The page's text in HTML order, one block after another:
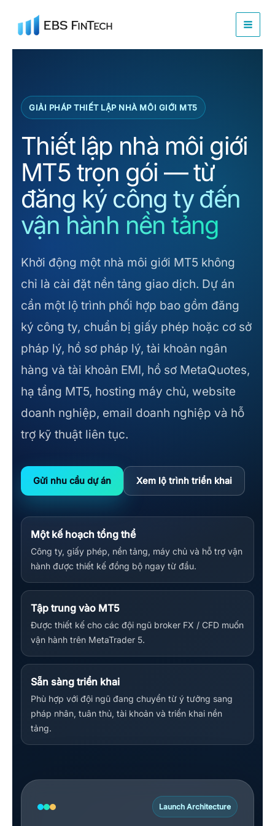
dung
GIẢI PHÁP THIẾT LẬP NHÀ MÔI GIỚI MT5
Thiết lập nhà môi giới
MT5 trọn gói —từ
đăng ký công ty đến
vận hành nền tảng
Khởi động một nhà môi giới MT5 không
chỉ là cài đặt nền tảng giao dịch. Dự án
cần một lộ trình phối hợp bao gồm đăng
ký công ty, chuẩn bị giấy phép hoặc cơ sở
pháp lý, hồ sơ pháp lý, tài khoản ngân
hàng và tài khoản EMI, hồ sơ MetaQuotes,
hạ tầng MT5, hosting máy chủ, website
doanh nghiệp, email doanh nghiệp và hỗ
trợ kỹ thuật liên tục.
Gửi nhu cầu dự án Xem lộ trình triển khai
Một kế hoạch tổng thể
Công ty, giấy phép, nền tảng, máy chủ và hỗ trợ vận
hành được thiết kế đồng bộ ngay từ đầu.
Tập trung vào MT5
Được thiết kế cho các đội ngũ broker FX / CFD muốn
vận hành trên MetaTrader 5.
Sẵn sàng triển khai
Phù hợp với đội ngũ đang chuyển từ ý tưởng sang
pháp nhân, tuân thủ, tài khoản và triển khai nền
tảng.
Launch Architecture